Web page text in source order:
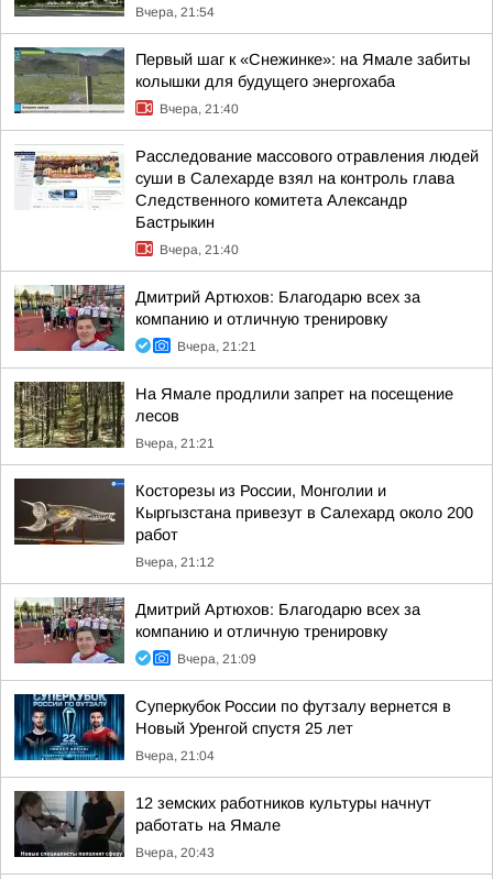
Вчера, 21:54
Первый шаг к «Снежинке»: на Ямале забиты
колышки для будущего энергохаба
Вчера, 21:40
Расследование массового отравления людей
суши в Салехарде взял на контроль глава
Следственного комитета Александр
Бастрыкин
Вчера, 21:40
Дмитрий Артюхов: Благодарю всех за
компанию и отличную тренировку
Вчера, 21:21
На Ямале продлили запрет на посещение
лесов
Вчера, 21:21
Косторезы из России, Монголии и
Кыргызстана привезут в Салехард около 200
работ
Вчера, 21:12
Дмитрий Артюхов: Благодарю всех за
компанию и отличную тренировку
Вчера, 21:09
Суперкубок России по футзалу вернется в
Новый Уренгой спустя 25 лет
Вчера, 21:04
12 земских работников культуры начнут
работать на Ямале
Вчера, 20:43